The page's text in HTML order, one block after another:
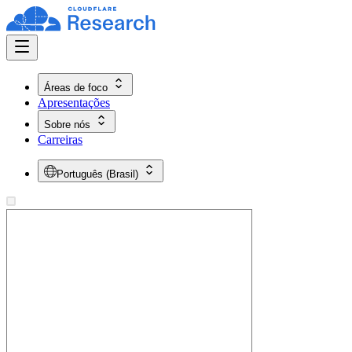
Áreas de foco
Apresentações
Sobre nós
Carreiras
Português (Brasil)